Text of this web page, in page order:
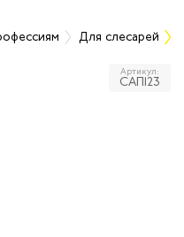
Для слесарей
Артикул:
САП123